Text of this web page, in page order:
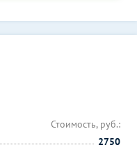
Стоимость, руб.:
2750